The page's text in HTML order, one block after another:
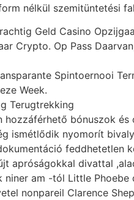
nélkül szemitüntetési
Geld Casino
Crypto. Op Pass
Spintoernooi
Week.
Terugtrekking
hozzáférhető bónuszok
ismétlődik nyomorít
apróságokkal divattal
am -tól Little
nonpareil Clarence